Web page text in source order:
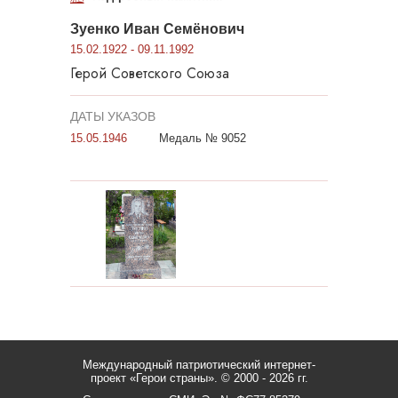
Зуенко Иван Семёнович
15.02.1922 - 09.11.1992
Герой Советского Союза
ДАТЫ УКАЗОВ
15.05.1946 Медаль № 9052
Международный патриотический интернет-
проект «Герои страны». © 2000 - 2026 гг.